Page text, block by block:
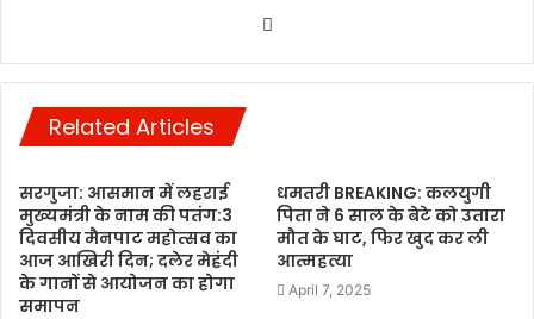
Website
Related Articles
सरगुजा: आसमान में लहराई
मुख्यमंत्री के नाम की पतंग:3
दिवसीय मैनपाट महोत्सव का
आज आखिरी दिन; दलेर मेहंदी
के गानों से आयोजन का होगा
समापन
धमतरी BREAKING: कलयुगी
पिता ने 6 साल के बेटे को उतारा
मौत के घाट, फिर खुद कर ली
आत्महत्या
April 7, 2025